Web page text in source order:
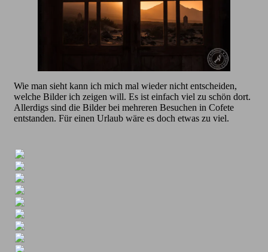
Wie man sieht kann ich mich mal wieder nicht entscheiden,
welche Bilder ich zeigen will. Es ist einfach viel zu schön dort.
Allerdigs sind die Bilder bei mehreren Besuchen in Cofete
entstanden. Für einen Urlaub wäre es doch etwas zu viel.